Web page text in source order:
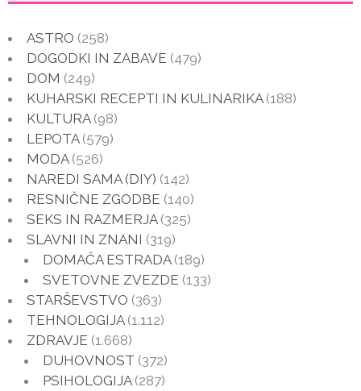
ASTRO (258)
DOGODKI IN ZABAVE (479)
DOM (249)
KUHARSKI RECEPTI IN KULINARIKA(188)
KULTURA(98)
LEPOTA(579)
MODA(526)
NAREDI SAMA (DIY) (142)
RESNIČNE ZGODBE (140)
SEKS IN RAZMERJA(325)
SLAVNI IN ZNANI (319)
DOMAČA ESTRADA(189)
SVETOVNE ZVEZDE (133)
STARŠEVSTVO (363)
TEHNOLOGIJA(1.112)
ZDRAVJE (1.668)
DUHOVNOST (372)
PSIHOLOGIJA(287)